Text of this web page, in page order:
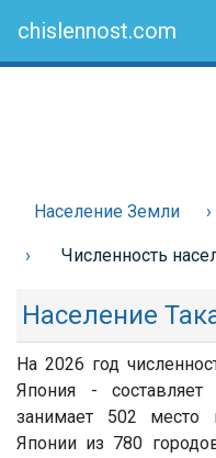
chislennost.com
Население Земли
Численность
Население
На 2026 год
Япония - составляет
занимает 502 место
Японии из 780